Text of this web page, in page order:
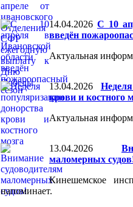
14.04.2026 С 10
введён
Актуальная
13.04.2026
крови и костного
Актуальная
13.04.2026
маломерных
Кинешемское
напоминает.